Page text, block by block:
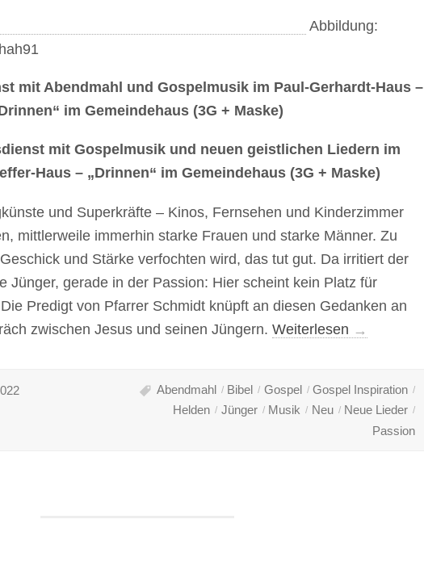
Abbildung:
mit Abendmahl und Gospelmusik im Paul-Gerhardt-Haus –
im Gemeindehaus (3G + Maske)
mit Gospelmusik und neuen geistlichen Liedern im
Haus – „Drinnen“ im Gemeindehaus (3G + Maske)
und Superkräfte – Kinos, Fernsehen und Kinderzimmer
mittlerweile immerhin starke Frauen und starke Männer. Zu
und Stärke verfochten wird, das tut gut. Da irritiert der
Jünger, gerade in der Passion: Hier scheint kein Platz für
Predigt von Pfarrer Schmidt knüpft an diesen Gedanken an
zwischen Jesus und seinen Jüngern. Weiterlesen „Ist
Platz
→
Abendmahl Bibel Gospel
Gospel Inspiration
Helden
Jünger Musik Neu
Neue Lieder
Passion